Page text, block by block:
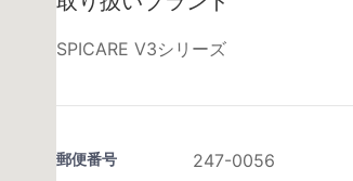
SPICARE V3シリーズ
郵便番号 247-0056